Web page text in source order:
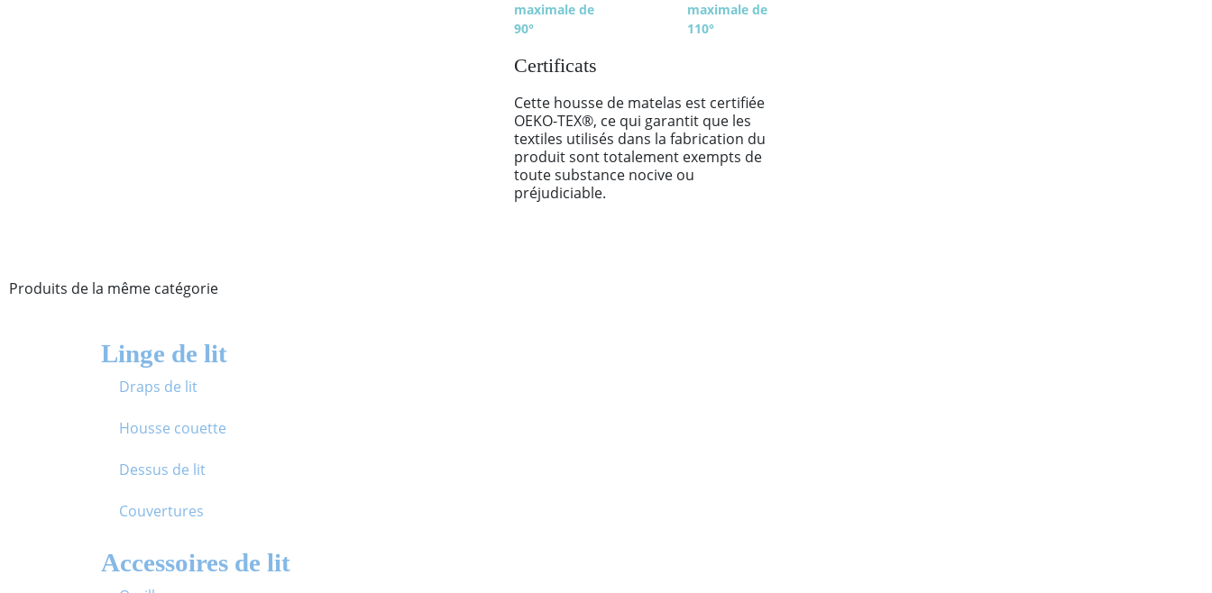
maximale de
90°
maximale de
110°
Certificats
Cette housse de matelas est certifiée
OEKO-TEX®, ce qui garantit que les
textiles utilisés dans la fabrication du
produit sont totalement exempts de
toute substance nocive ou
préjudiciable.
Produits de la même catégorie
Linge de lit
Draps de lit
Housse couette
Dessus de lit
Couvertures
Accessoires de lit